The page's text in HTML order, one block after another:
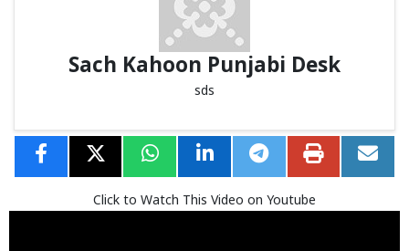
Sach Kahoon Punjabi Desk
sds
Click to Watch This Video on Youtube